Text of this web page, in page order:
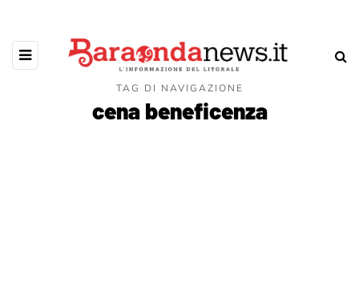
TAG DI NAVIGAZIONE
cena beneficenza